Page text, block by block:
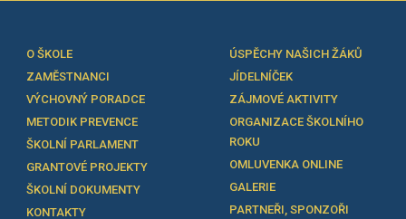
O ŠKOLE
ZAMĚSTNANCI
VÝCHOVNÝ PORADCE
METODIK PREVENCE
ŠKOLNÍ PARLAMENT
GRANTOVÉ PROJEKTY
ŠKOLNÍ DOKUMENTY
KONTAKTY
ÚSPĚCHY NAŠICH ŽÁKŮ
JÍDELNÍČEK
ZÁJMOVÉ AKTIVITY
ORGANIZACE ŠKOLNÍHO
ROKU
OMLUVENKA ONLINE
GALERIE
PARTNEŘI, SPONZOŘI